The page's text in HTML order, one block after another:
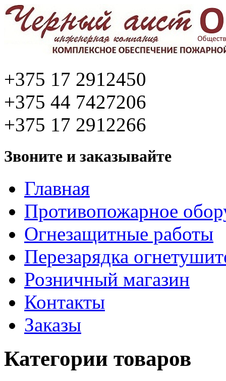
+375 17 2912450
+375 44 7427206
+375 17 2912266
Звоните и заказывайте
Главная
Противопожарное
Огнезащитные работы
Перезарядка
Розничный магазин
Контакты
Заказы
Категории товаров